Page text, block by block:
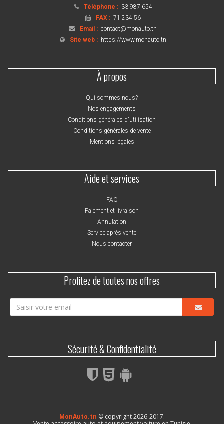
Téléphone : 33 987 654
FAX :71 234 56
Email :contact@monauto.tn
Site web : https://www.monauto.tn
À propos
Qui sommes nous?
Nos engagements
Conditions générales d'utilisation
Conditions générales de vente
Mentions légales
Aide et services
FAQ
Paiement et livraison
Annulation
Service après vente
Nous contacter
Profitez de toutes nos offres
Sécurité & Confidentialité
MonAuto.tn © copyright 2026-2017.